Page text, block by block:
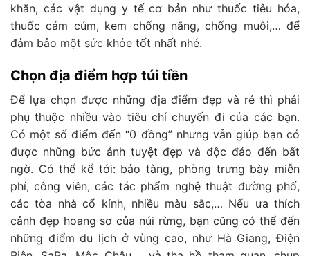
khăn, các vật dụng y tế cơ bản như thuốc tiêu hóa,
thuốc cảm cúm, kem chống nắng, chống muỗi,… để
đảm bảo một sức khỏe tốt nhất nhé.
Chọn địa điểm hợp túi tiền
Để lựa chọn được những địa điểm đẹp và rẻ thì phải
phụ thuộc nhiều vào tiêu chí chuyến đi của các bạn.
Có một số điểm đến “0 đồng” nhưng vẫn giúp bạn có
được những bức ảnh tuyệt đẹp và độc đáo đến bất
ngờ. Có thể kể tới: bảo tàng, phòng trưng bày miễn
phí, công viên, các tác phẩm nghệ thuật đường phố,
các tòa nhà cổ kính, nhiều màu sắc,… Nếu ưa thích
cảnh đẹp hoang sơ của núi rừng, bạn cũng có thể đến
những điểm du lịch ở vùng cao, như Hà Giang, Điện